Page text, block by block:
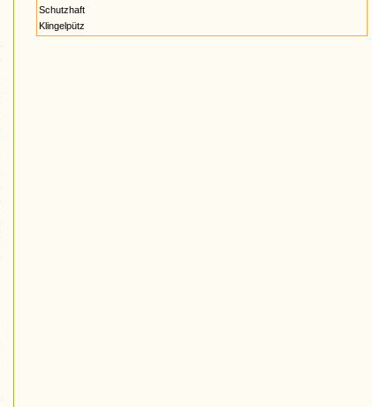
Schutzhaft
Klingelpütz